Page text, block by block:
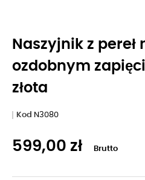
Naszyjnik z
ozdobnym
złota
Kod N3080
599,00 zł Brutto